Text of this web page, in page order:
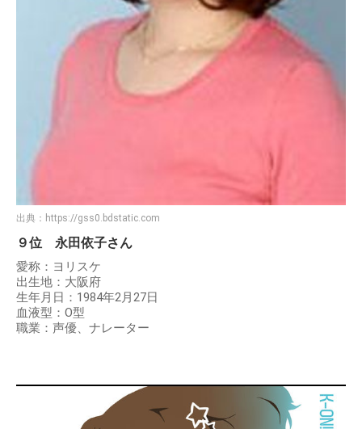
出典： https://gss0.bdstatic.com
９位 永田依子さん
愛称：ヨリスケ
出生地：大阪府
生年月日：1984年2月27日
血液型：O型
職業：声優、ナレーター